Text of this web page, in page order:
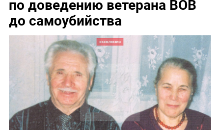
по доведению ветерана ВОВ
до самоубийства